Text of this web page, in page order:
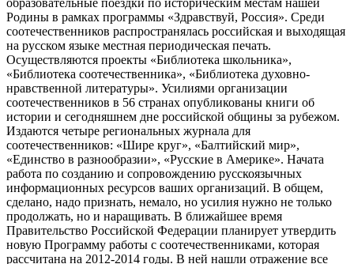
образовательные поездки по историческим местам нашей
Родины в рамках программы «Здравствуй, Россия». Среди
соотечественников распространялась российская и выходящая
на русском языке местная периодическая печать.
Осуществляются проекты «Библиотека школьника»,
«Библиотека соотечественника», «Библиотека духовно-
нравственной литературы». Усилиями организации
соотечественников в 56 странах опубликованы книги об
истории и сегодняшнем дне российской общины за рубежом.
Издаются четыре региональных журнала для
соотечественников: «Шире круг», «Балтийский мир»,
«Единство в разнообразии», «Русские в Америке». Начата
работа по созданию и сопровождению русскоязычных
информационных ресурсов ваших организаций. В общем,
сделано, надо признать, немало, но усилия нужно не только
продолжать, но и наращивать. В ближайшее время
Правительство Российской Федерации планирует утвердить
новую Программу работы с соотечественниками, которая
рассчитана на 2012-2014 годы. В ней нашли отражение все